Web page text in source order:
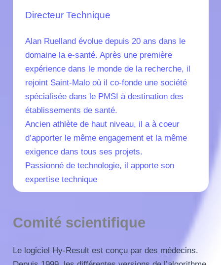
Directeur Technique
Alan Ruelland évolue depuis 20 ans dans le
domaine la e-santé. Après une première
expérience dans le monde de la recherche, il
rejoint Saint-Malo où il co-fonde une société
spécialisée dans le PMSI à destination des
établissements de santé.
Ancien athlète de haut niveau, il a à coeur
d’apporter le même engagement et la même
exigence dans tous ses projets.
Passionné de technologie, il apporte son
expertise technique
Comité scientifique
Le logiciel Hy-Result est conçu par des médecins.